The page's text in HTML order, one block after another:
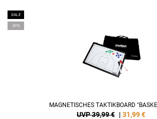
SALE
-20%
MAGNETISCHES TAKTIKBOARD
UVP 39,99 € | 31,99€